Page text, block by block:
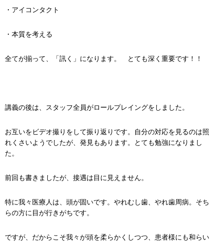
・アイコンタクト
・本質を考える
全てが揃って、「訊く」になります。 とても深く重要です！！
講義の後は、スタッフ全員がロールプレイングをしました。
お互いをビデオ撮りをして振り返りです。自分の対応を見るのは照
れくさいようでしたが、発見もあります。とても勉強になりまし
た。
前回も書きましたが、接遇は目に見えません。
特に我々医療人は、頭が固いです。やれむし歯、やれ歯周病。そち
らの方に目が行きがちです。
ですが、だからこそ我々が頭を柔らかくしつつ、患者様にも和らい